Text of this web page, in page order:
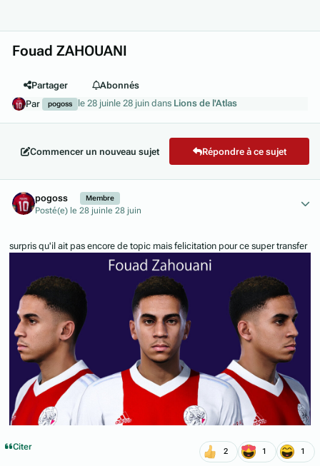
Fouad ZAHOUANI
Partager
Abonnés
Par
pogoss le 28 juinle 28 juin dans Lions de l'Atlas
Commencer un nouveau sujet Répondre à ce sujet
pogoss Membre
Posté(e) le 28 juin le 28 juin
surpris qu'il ait pas encore de topic mais felicitation pour ce super transfer
Citer 2 1 1